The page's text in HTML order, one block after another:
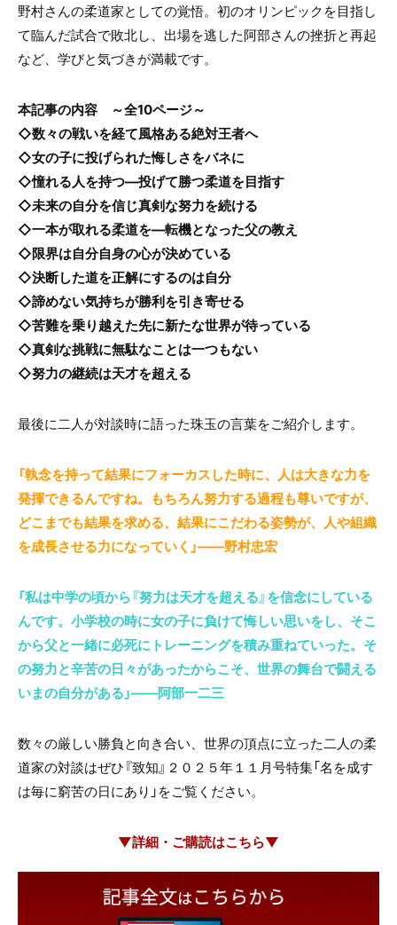
野村さんの柔道家としての覚悟。初のオリンピックを目指し
て臨んだ試合で敗北し、出場を逃した阿部さんの挫折と再起
など、学びと気づきが満載です。
本記事の内容 ～全10ページ～
◇数々の戦いを経て風格ある絶対王者へ
◇女の子に投げられた悔しさをバネに
◇憧れる人を持つ―投げて勝つ柔道を目指す
◇未来の自分を信じ真剣な努力を続ける
◇一本が取れる柔道を―転機となった父の教え
◇限界は自分自身の心が決めている
◇決断した道を正解にするのは自分
◇諦めない気持ちが勝利を引き寄せる
◇苦難を乗り越えた先に新たな世界が待っている
◇真剣な挑戦に無駄なことは一つもない
◇努力の継続は天才を超える
最後に二人が対談時に語った珠玉の言葉をご紹介します。
「執念を持って結果にフォーカスした時に、人は大きな力を
発揮できるんですね。もちろん努力する過程も尊いですが、
どこまでも結果を求める、結果にこだわる姿勢が、人や組織
を成長させる力になっていく」――野村忠宏
「私は中学の頃から『努力は天才を超える』を信念にしている
んです。小学校の時に女の子に負けて悔しい思いをし、そこ
から父と一緒に必死にトレーニングを積み重ねていった。そ
の努力と辛苦の日々があったからこそ、世界の舞台で闘える
いまの自分がある」――阿部一二三
数々の厳しい勝負と向き合い、世界の頂点に立った二人の柔
道家の対談はぜひ『致知』２０２５年１１月号特集「名を成す
は毎に窮苦の日にあり」をご覧ください。
▼詳細・ご購読はこちら▼